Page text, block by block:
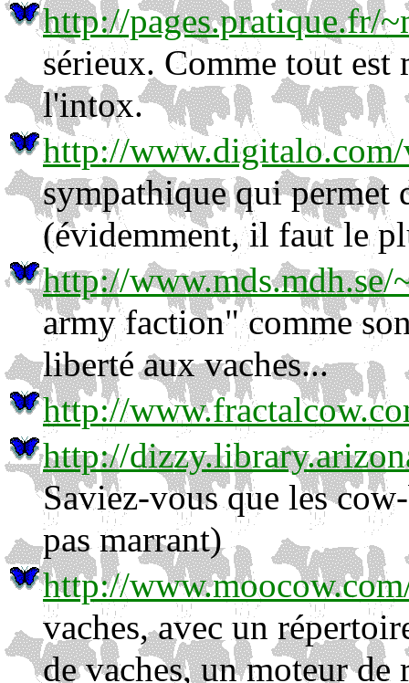
http://pages.pratique.fr/
sérieux. Comme tout
l'intox.
http://
sympathique qui permet
(évidemment, il faut le
http://www.mds.mdh.se/
army faction" comme
liberté aux vaches...
http://
http://
Saviez-vous que les
pas marrant)
http://
vaches, avec un
de vaches, un moteur de